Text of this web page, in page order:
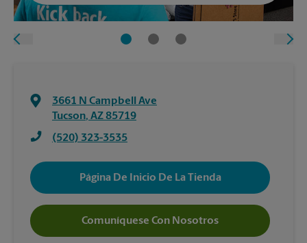
3661 N Campbell Ave
Tucson, AZ85719
(520) 323-3535
Página De Inicio De La Tienda
Comuníquese Con Nosotros